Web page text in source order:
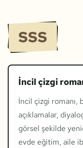
SSS
İncil çizgi
İncil çizgi romanı,
açıklamalar,
görsel şekilde
evde eğitim, aile